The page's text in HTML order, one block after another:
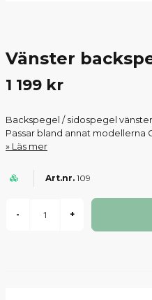
Vänster
1 199 kr
Backspegel / sidospegel
Passar bland annat modellerna
Läs mer
109
- +